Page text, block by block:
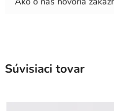
Súvisiaci tovar